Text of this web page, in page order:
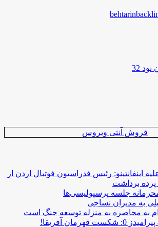
32
فروش آنتی ویروس
اینفانتینو: رئیس فدراسیون فوتبال اردن از
پرده برداشت
جلسه پرسپولیسی‌ها
به مدیران نساجی
به محاصره به منزله توسعه جنگ است